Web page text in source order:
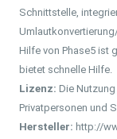
Schnittstelle,
Hilfe von Phase5 ist
bietet schnelle Hilfe.
Lizenz: Die
Privatpersonen und
Hersteller: http://